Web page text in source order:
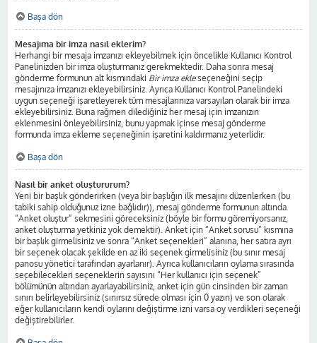
Başa dön
Mesajıma bir imza nasıl eklerim?
Herhangi bir mesaja imzanızı ekleyebilmek için öncelikle Kullanıcı Kontrol
Panelinizden bir imza oluşturmanız gerekmektedir. Daha sonra mesaj
gönderme formunun alt kısmındaki Bir imza ekleseçeneğini seçip
mesajınıza imzanızı ekleyebilirsiniz. Ayrıca Kullanıcı Kontrol Panelindeki
uygun seçeneği işaretleyerek tüm mesajlarınıza varsayılan olarak bir imza
ekleyebilirsiniz. Buna rağmen dilediğiniz her mesaj için imzanızın
eklenmesini önleyebilirsiniz, bunu yapmak içinse mesaj gönderme
formunda imza ekleme seçeneğinin işaretini kaldırmanız yeterlidir.
Başa dön
Nasıl bir anket oluştururum?
Yeni bir başlık gönderirken (veya bir başlığın ilk mesajını düzenlerken (bu
tabiki sahip olduğunuz izne bağlıdır)), mesaj gönderme formunun altında
“Anket oluştur” sekmesini göreceksiniz (böyle bir formu göremiyorsanız,
anket oluşturma yetkiniz yok demektir). Anket için “Anket sorusu” kısmına
bir başlık girmelisiniz ve sonra “Anket seçenekleri” alanına, her satıra ayrı
bir seçenek olacak şekilde en az iki seçenek girmelisiniz (bu sınır mesaj
panosu yönetici tarafından ayarlanır). Ayrıca kullanıcıların oylama sırasında
seçebilecekleri seçeneklerin sayısını “Her kullanıcı için seçenek”
bölümünün altından ayarlayabilirsiniz, anket için gün cinsinden bir zaman
sınırı belirleyebilirsiniz (sınırsız sürede olması için 0 yazın) ve son olarak
eğer kullanıcıların kendi oylarını değiştirme izni varsa oy verdikleri seçeneği
değiştirebilirler.